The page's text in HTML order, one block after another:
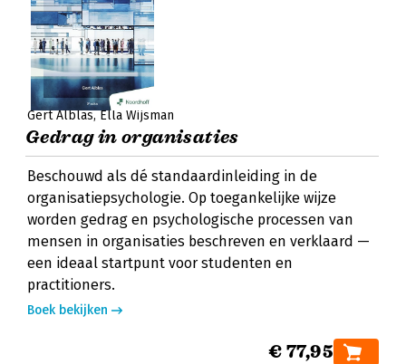
Gert Alblas Ella Wijsman
Gedrag in organisaties
Beschouwd als dé standaardinleiding in de
organisatiepsychologie. Op toegankelijke wijze
worden gedrag en psychologische processen van
mensen in organisaties beschreven en verklaard —
een ideaal startpunt voor studenten en
practitioners.
Boek bekijken
€ 77,95